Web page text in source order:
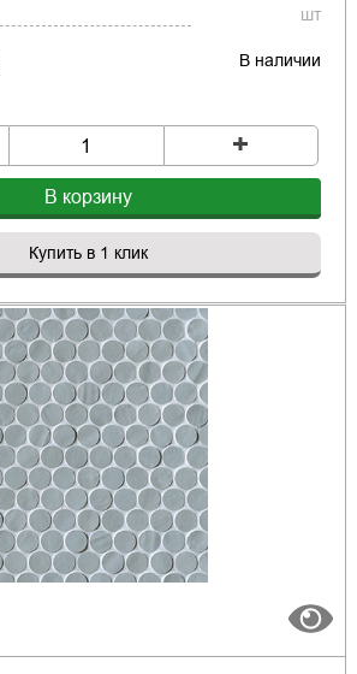
шт
В наличии
+
В корзину
Купить в 1 клик